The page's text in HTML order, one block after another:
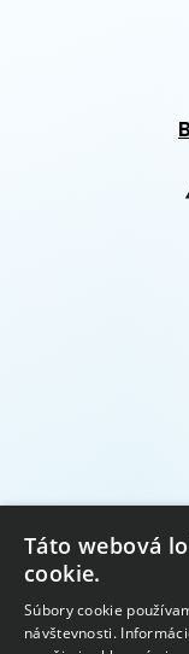
Táto webová
cookie.
Súbory cookie
návštevnosti.